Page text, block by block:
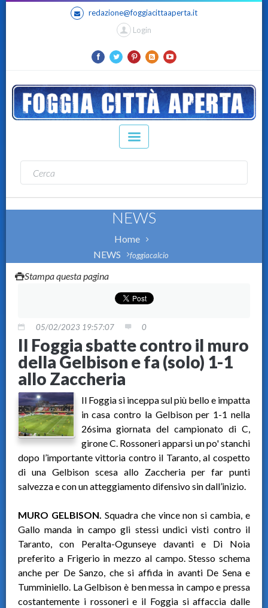
redazione@foggiacittaaperta.it
Login
NEWS
Home
NEWS
foggiacalcio
Stampa questa pagina
05/02/2023 19:57:07 0
Il Foggia sbatte contro il muro
della Gelbison e fa (solo) 1-1
allo Zaccheria
Il Foggia si inceppa sul più bello e impatta
in casa contro la Gelbison per 1-1 nella
26sima giornata del campionato di C,
girone C. Rossoneri apparsi un po' stanchi
dopo l’importante vittoria contro il Taranto, al cospetto
di una Gelbison scesa allo Zaccheria per far punti
salvezza e con un atteggiamento difensivo sin dall’inizio.
MURO GELBISON. Squadra che vince non si cambia, e
Gallo manda in campo gli stessi undici visti contro il
Taranto, con Peralta-Ogunseye davanti e Di Noia
preferito a Frigerio in mezzo al campo. Stesso schema
anche per De Sanzo, che si affida in avanti De Sena e
Tumminiello. La Gelbison è ben messa in campo e pressa
costantemente i rossoneri e il Foggia si affaccia dalle